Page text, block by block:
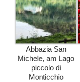
Abbazia San
Michele, am Lago
piccolo di
Monticchio